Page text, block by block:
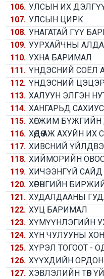
106. УЛСЫН ИХ
107. УЛСЫН ЦИРК
108. УНАГАТАЙ ГҮҮ
109. УУРХАЙЧНЫ АЛДАР
110. УХНА БАРИМАЛ
111. ҮНДЭСНИЙ СОЁЛ
112. ҮНДЭСНИЙ
113. ХАЛУУН ЭЛГЭН
114. ХАНГАРЬД САХИУС
115. ХӨГЖИМ
116. ХӨДӨӨ АЖ АХУЙН ИХ
117. ХИВСНИЙ
118. ХИЙМОРИЙН
119. ХИЧЭЭНГҮЙ САЙД
120. ХӨРӨНГИЙН
121. ХУДАЛДААНЫ
122. ХУЦ БАРИМАЛ
123. ХҮМҮҮНЛЭГИЙН
124. ХҮН ЧУЛУУНЫ
125. ХҮРЭЛ ТОГООТ -
126. ХҮҮХДИЙН ОРДОН
127. ХЭВЛЭЛИЙН ТӨВ